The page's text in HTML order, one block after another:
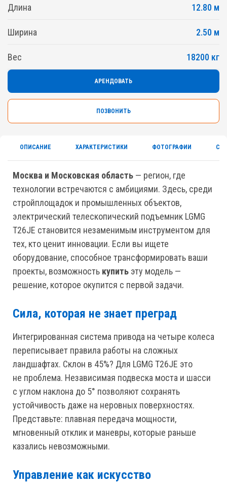
Длина 12.80 м
Ширина 2.50 м
Вес 18200 кг
АРЕНДОВАТЬ
ПОЗВОНИТЬ
ОПИСАНИЕ ХАРАКТЕРИСТИКИ ФОТОГРАФИИ
Москва и Московская область — регион, где
технологии встречаются с амбициями. Здесь, среди
стройплощадок и промышленных объектов,
электрический телескопический подъемник LGMG
T26JE становится незаменимым инструментом для
тех, кто ценит инновации. Если вы ищете
оборудование, способное трансформировать ваши
проекты, возможность купить эту модель —
решение, которое окупится с первой задачи.
Сила, которая не знает преград
Интегрированная система привода на четыре колеса
переписывает правила работы на сложных
ландшафтах. Склон в 45%? Для LGMG T26JE это
не проблема. Независимая подвеска моста и шасси
с углом наклона до 5° позволяют сохранять
устойчивость даже на неровных поверхностях.
Представьте: плавная передача мощности,
мгновенный отклик и маневры, которые раньше
казались невозможными.
Управление как искусство